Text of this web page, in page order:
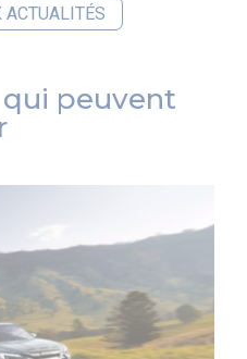
ACTUALITÉS
peuvent